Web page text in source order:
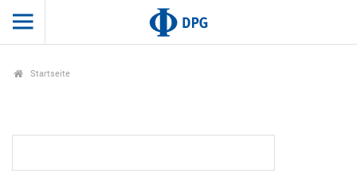
Startseite